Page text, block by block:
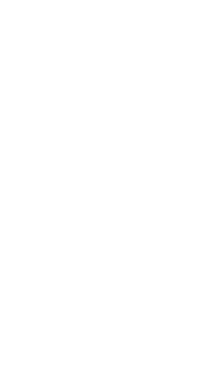
اللغة
البلاغة
عشقًا بكِ
والأثر